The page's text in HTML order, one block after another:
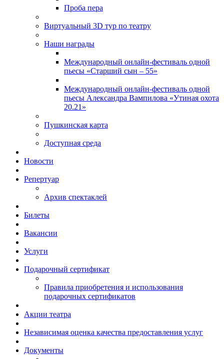
Проба пера
Виртуальный 3D тур по театру
Наши награды
Международный онлайн-фестиваль одной
пьесы «Старший сын – 55»
Международный онлайн-фестиваль одной
пьесы Александра Вампилова «Утиная охота
20.21»
Пушкинская карта
Доступная среда
Новости
Репертуар
Архив спектаклей
Билеты
Вакансии
Услуги
Подарочный сертификат
Правила приобретения и использования
подарочных сертификатов
Акции театра
Независимая оценка качества предоставления услуг
Документы